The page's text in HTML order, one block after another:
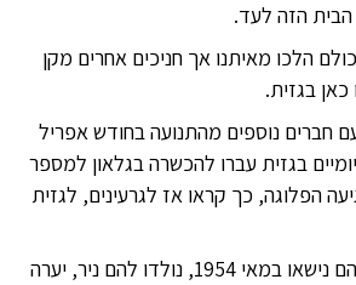
הזה לעד.
הלכו מאיתנו אך חניכים אחרים מקן
כאן בגזית.
חברים נוספים מהתנועה בחודש אפריל
של יומיים בגזית עברו להכשרה בגלאון למספר
הפלוגה, כך קראו אז לגרעינים, לגזית
את רוקה הכיר בגזית והם נישאו במאי 1954, נולדו להם ניר, יערה